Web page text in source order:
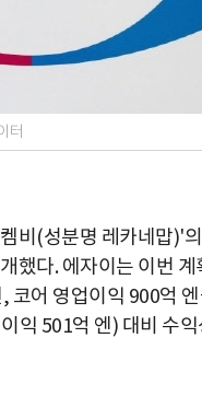
터
비(성분명 레카네맙)'
다. 에자이는 이번 계
어 영업이익 900억
익 501억 엔) 대비 수